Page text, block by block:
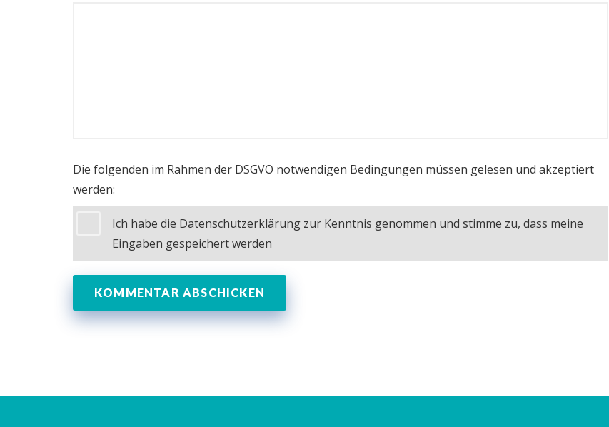
Die folgenden im Rahmen der DSGVO notwendigen Bedingungen müssen gelesen und akzeptiert
werden:
Ich habe die Datenschutzerklärung zur Kenntnis genommen und stimme zu, dass meine
Eingaben gespeichert werden